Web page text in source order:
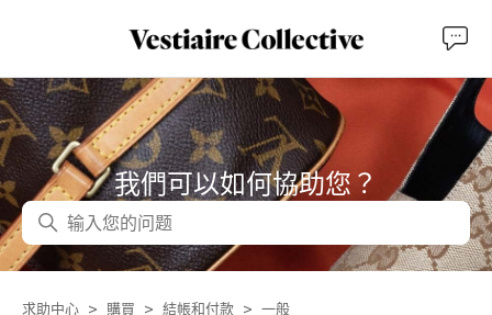
我們可以如何協助您？
搜尋
求助中心 購買 結帳和付款 一般